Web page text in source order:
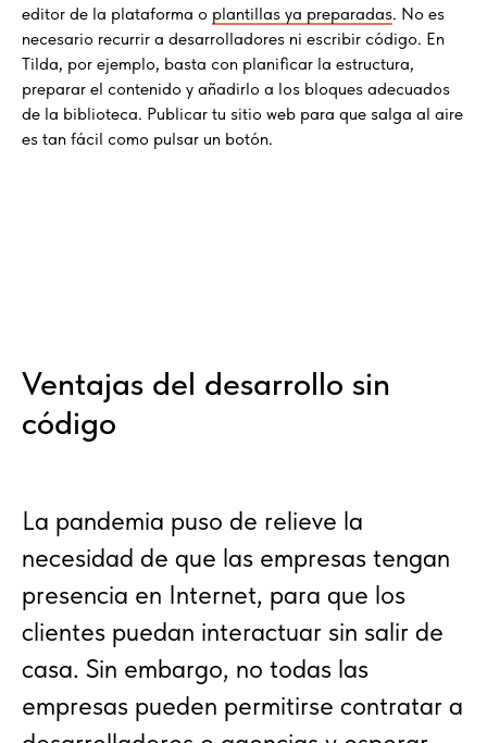
editor de la plataforma o plantillas ya preparadas. No es
necesario recurrir a desarrolladores ni escribir código. En
Tilda, por ejemplo, basta con planificar la estructura,
preparar el contenido y añadirlo a los bloques adecuados
de la biblioteca. Publicar tu sitio web para que salga al aire
es tan fácil como pulsar un botón.
Ventajas del desarrollo sin
código
La pandemia puso de relieve la
necesidad de que las empresas tengan
presencia en Internet, para que los
clientes puedan interactuar sin salir de
casa. Sin embargo, no todas las
empresas pueden permitirse contratar a